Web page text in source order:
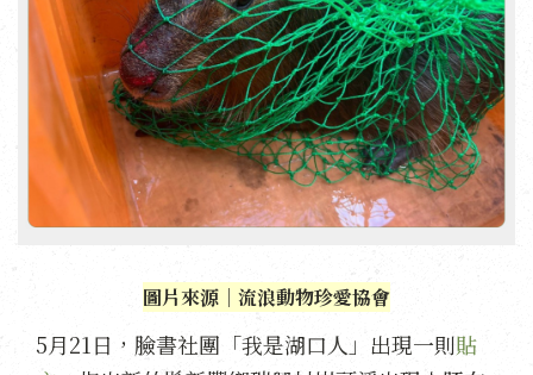
圖片來源｜流浪動物珍愛協會
5月21日，臉書社團「我是湖口人」出現一則貼